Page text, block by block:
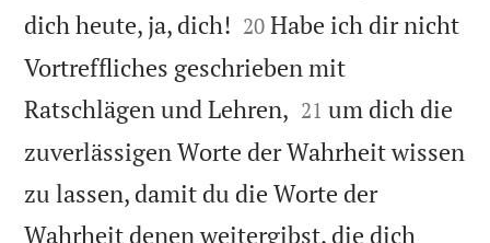
dich heute, ja, dich! 

20 Habe ich dir nicht
Vortreffliches geschrieben mit
Ratschlägen und Lehren, 

21 um dich die
zuverlässigen Worte der Wahrheit wissen
zu lassen, damit du die Worte der
Wahrheit denen weitergibst, die dich